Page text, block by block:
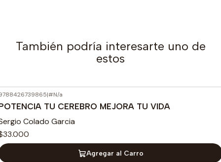
También podría interesarte uno de
estos
|#N/a
TU CEREBRO MEJORA TU VIDA
Colado Garcia
Agregar al Carro